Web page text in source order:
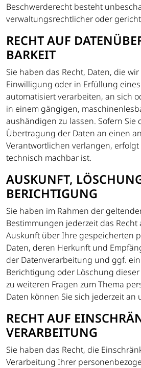
Beschwerderecht besteht
verwaltungsrechtlicher oder
RECHT AUF
BARKEIT
Sie haben das Recht, Daten, die
Einwilligung oder in Erfüllung
automatisiert verarbeiten, an sich
in einem gängigen,
aushändigen zu lassen. Sofern Sie
Übertragung der Daten an einen
Verantwortlichen verlangen, erfolgt
technisch machbar ist.
AUSKUNFT,
BERICHTIGUNG
Sie haben im Rahmen der
Bestimmungen jederzeit das
Auskunft über Ihre gespeicherten
Daten, deren Herkunft und
der Datenverarbeitung und ggf.
Berichtigung oder Löschung
zu weiteren Fragen zum Thema
Daten können Sie sich jederzeit an
RECHT AUF
VERARBEITUNG
Sie haben das Recht, die
Verarbeitung Ihrer